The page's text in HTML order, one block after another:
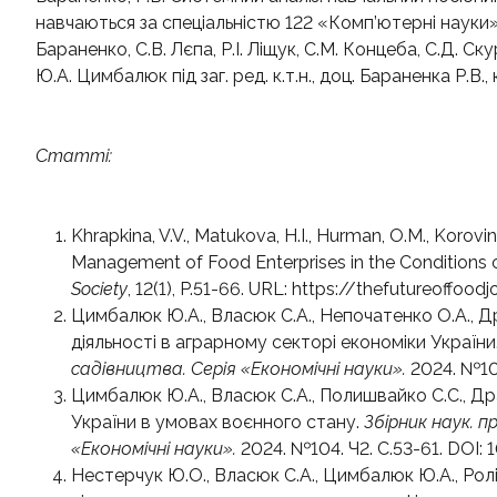
навчаються за спеціальністю 122 «Комп’ютерні
Бараненко, С.В. Лєпа, Р.І. Ліщук, С.М. Концеба, С.Д.
Ю.А. Цимбалюк під заг. ред. к.т.н., доц. Бараненка
Статті:
Khrapkina, V.V., Matukova, H.I., Hurman, O.M.,
Management of Food Enterprises in the
Society, 12(1), P.51-66. URL: https://
Цимбалюк Ю.А., Власюк С.А., Непочатенко О.А.,
діяльності в аграрному секторі економіки
садівництва. Серія «Економічні науки». 2024.
Цимбалюк Ю.А., Власюк С.А., Полишвайко С.С.,
України в умовах воєнного стану. Збірник наук.
«Економічні науки». 2024. №104. Ч2. С.53-61. DOI:
Нестерчук Ю.О., Власюк С.А., Цимбалюк Ю.А.,